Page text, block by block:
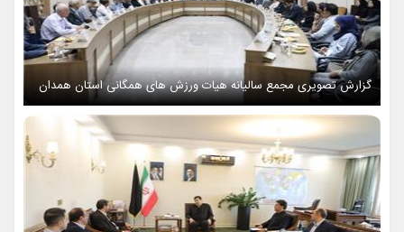
گزارش تصویری مجمع سالیانه هیات ورزش های همگانی استان همدان